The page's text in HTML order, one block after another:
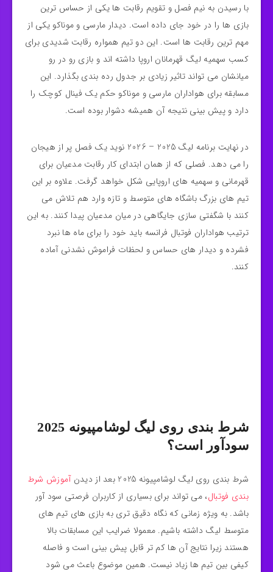
با رسیدن به نیم‌ فصل و تقویم رقابت‌ ها یکی از حساس‌ ترین
بازی‌ ها را در خود جای داده است. دیدار مارسی و موناکو یکی از
مهم ترین رقابت ها است. این دو تیم همواره رقابت شدیدی برای
کسب سهمیه لیگ قهرمانان اروپا داشته‌ اند و بازی رو در رو
میانشان می‌ تواند تاثیر زیادی بر جدول رده‌ بندی بگذارد. این
مسابقه برای هواداران مارسی و موناکو حکم یک فینال کوچک را
دارد و پیش‌ بینی نتیجه آن همیشه دشوار بوده است.
در نهایت برنامه لیگ 2025 – 2026 نوید یک فصل پر از هیجان
را می‌ دهد. فصلی که از همان ابتدای کار رقابت مدعیان برای
قهرمانی و سهمیه‌ های اروپایی شکل خواهد گرفت. علاوه بر این
تیم‌ های بزرگ باشگاه‌ های متوسط و تازه‌ وارد هم تلاش می‌
کنند با شگفتی سازی جایگاهی در میان مدعیان پیدا کنند. به این
ترتیب هواداران فوتبال فرانسه باید خود را برای ماه‌ ها نبرد
فشرده و دیدار های حساس و لحظات فراموش‌ نشدنی آماده
کنند.
شرط بندی روی لیگ لوشامپیونه 2025
سودآور است؟
شرط‌ بندی روی لیگ لوشامپیونه 2025 بعد از دیدن
آموزش شرط
بندی فوتبال، می‌ تواند برای بسیاری از کاربران فرصتی سود آور
باشد. به‌ ویژه زمانی که نگاه دقیق‌ تری به بازی‌ های تیم‌ های
متوسط لیگ داشته باشیم. معمولا ضرایب این مسابقات بالا
هستند زیرا نتایج آن‌ ها کم تر قابل پیش‌ بینی است و فاصله
کیفی بین تیم‌ ها زیاد نیست. همین موضوع باعث می‌ شود